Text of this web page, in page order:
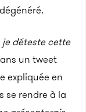
je déteste cette
un tweet
expliquée en
se rendre à la